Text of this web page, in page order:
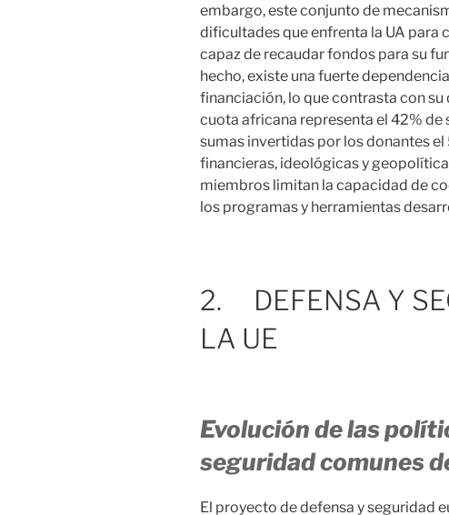
embargo, este conjunto de
dificultades que enfrenta la UA para
capaz de recaudar fondos para su
hecho, existe una fuerte
financiación, lo que contrasta con su
cuota africana representa el 42% de
sumas invertidas por los donantes
financieras, ideológicas y
miembros limitan la capacidad de
los programas y herramientas
2. DEFENSA Y
LA UE
Evolución de las
seguridad comunes
El proyecto de defensa y seguridad